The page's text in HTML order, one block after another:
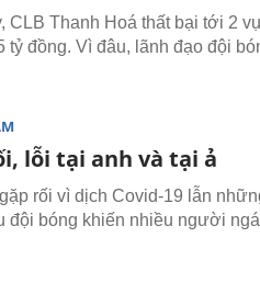
CLB Thanh Hoá thất bại tới 2
tỷ đồng. Vì đâu, lãnh đạo đội
lỗi tại anh và tại ả
rối vì dịch Covid-19 lẫn
đội bóng khiến nhiều người